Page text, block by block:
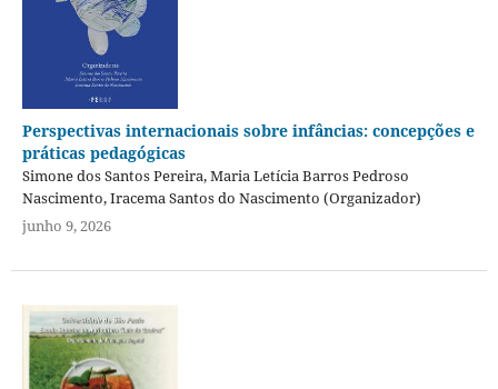
Perspectivas internacionais sobre infâncias: concepções e
práticas pedagógicas
Simone dos Santos Pereira, Maria Letícia Barros Pedroso
Nascimento, Iracema Santos do Nascimento (Organizador)
junho 9, 2026